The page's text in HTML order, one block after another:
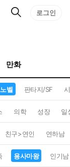
검
로그인
만화
벨 판타지/SF
의학 성장 일
친구>연인 연하남
용사마왕 인기남